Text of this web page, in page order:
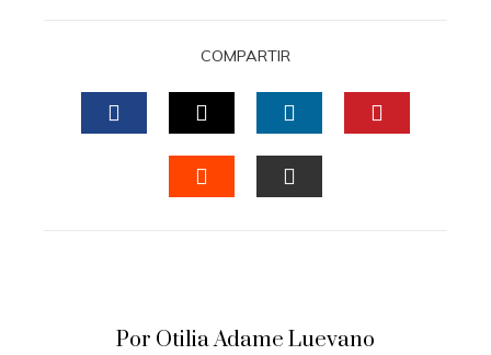
COMPARTIR
FACEBOOKTWITTERLINKEDIN
Por Otilia Adame Luevano